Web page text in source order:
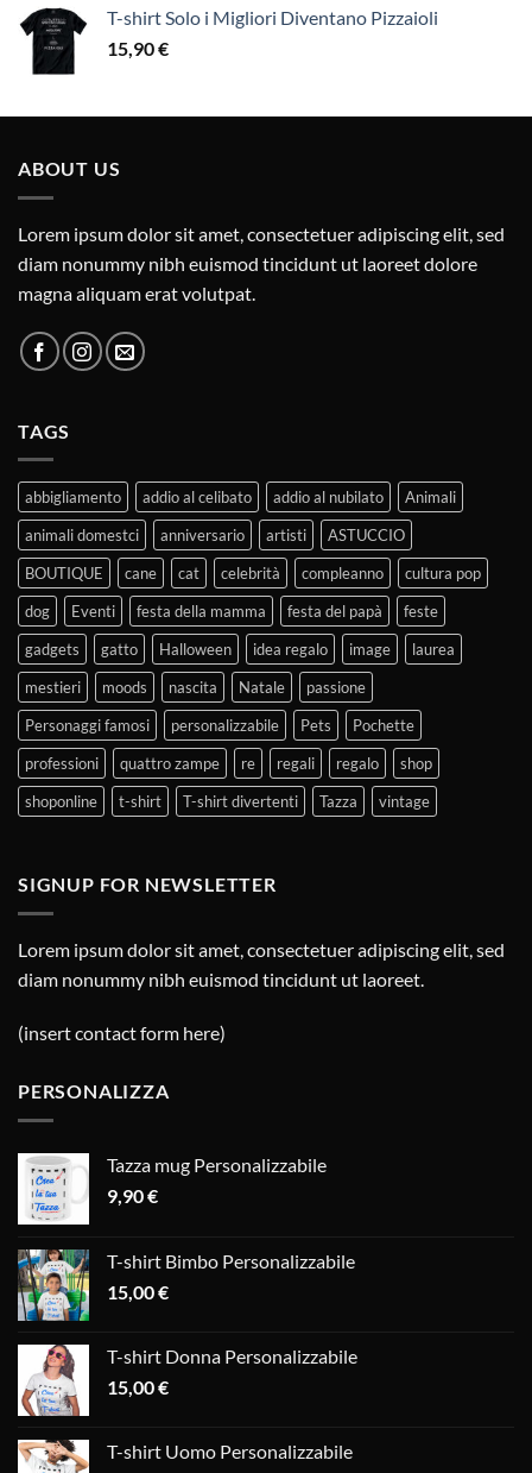
T-shirt Solo i Migliori Diventano Pizzaioli
15,90€
ABOUT US
Lorem ipsum dolor sit amet, consectetuer adipiscing elit, sed
diam nonummy nibh euismod tincidunt ut laoreet dolore
magna aliquam erat volutpat.
TAGS
abbigliamento addio al celibato addio al nubilato
Animali
animali domestci
anniversario artisti
ASTUCCIO
BOUTIQUE
cane cat celebrità compleanno
cultura pop
dog
Eventi festa della mamma festa del papà
feste
gadgets
gatto Halloween idea regalo image
laurea
mestieri
moods nascita Natale
passione
Personaggi famosi
personalizzabile Pets
Pochette
professioni
quattro zampe re regali regalo
shop
shoponline
t-shirt T-shirt divertenti Tazza vintage
SIGNUP FOR NEWSLETTER
Lorem ipsum dolor sit amet, consectetuer adipiscing elit, sed
diam nonummy nibh euismod tincidunt ut laoreet.
(insert contact form here)
PERSONALIZZA
Tazza mug Personalizzabile
9,90€
T-shirt Bimbo Personalizzabile
15,00€
T-shirt Donna Personalizzabile
15,00€
T-shirt Uomo Personalizzabile